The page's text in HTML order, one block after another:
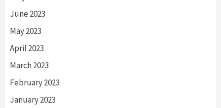
June 2023
May 2023
April 2023
March 2023
February 2023
January 2023